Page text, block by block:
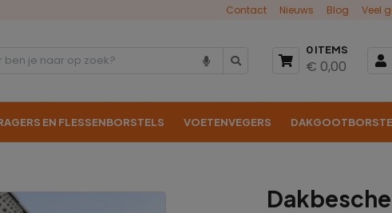
Contact Nieuws Blog Veel
0 ITEMS
€ 0,00
EN FLESSENBORSTELS VOETENVEGERS